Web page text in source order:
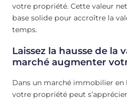
votre propriété. Cette valeur
base solide pour accroître la
temps.
Laissez la hausse de la
marché augmenter
Dans un marché immobilier en
votre propriété peut